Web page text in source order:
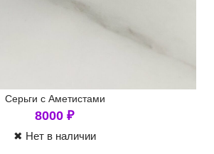
Серьги с Аметистами
8000 ₽
✖ Нет в наличии